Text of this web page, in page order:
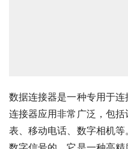
数据连接器是一种专用于
连接器应用非常广泛，包
表、移动电话、数字相机